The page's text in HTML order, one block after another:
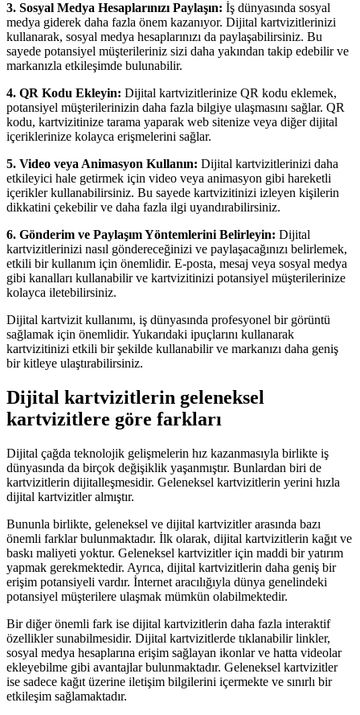
3. Sosyal Medya Hesaplarınızı Paylaşın: İş dünyasında sosyal
medya giderek daha fazla önem kazanıyor. Dijital kartvizitlerinizi
kullanarak, sosyal medya hesaplarınızı da paylaşabilirsiniz. Bu
sayede potansiyel müşterileriniz sizi daha yakından takip edebilir ve
markanızla etkileşimde bulunabilir.
4. QR Kodu Ekleyin: Dijital kartvizitlerinize QR kodu eklemek,
potansiyel müşterilerinizin daha fazla bilgiye ulaşmasını sağlar. QR
kodu, kartvizitinize tarama yaparak web sitenize veya diğer dijital
içeriklerinize kolayca erişmelerini sağlar.
5. Video veya Animasyon Kullanın: Dijital kartvizitlerinizi daha
etkileyici hale getirmek için video veya animasyon gibi hareketli
içerikler kullanabilirsiniz. Bu sayede kartvizitinizi izleyen kişilerin
dikkatini çekebilir ve daha fazla ilgi uyandırabilirsiniz.
6. Gönderim ve Paylaşım Yöntemlerini Belirleyin: Dijital
kartvizitlerinizi nasıl göndereceğinizi ve paylaşacağınızı belirlemek,
etkili bir kullanım için önemlidir. E-posta, mesaj veya sosyal medya
gibi kanalları kullanabilir ve kartvizitinizi potansiyel müşterilerinize
kolayca iletebilirsiniz.
Dijital kartvizit kullanımı, iş dünyasında profesyonel bir görüntü
sağlamak için önemlidir. Yukarıdaki ipuçlarını kullanarak
kartvizitinizi etkili bir şekilde kullanabilir ve markanızı daha geniş
bir kitleye ulaştırabilirsiniz.
Dijital kartvizitlerin geleneksel
kartvizitlere göre farkları
Dijital çağda teknolojik gelişmelerin hız kazanmasıyla birlikte iş
dünyasında da birçok değişiklik yaşanmıştır. Bunlardan biri de
kartvizitlerin dijitalleşmesidir. Geleneksel kartvizitlerin yerini hızla
dijital kartvizitler almıştır.
Bununla birlikte, geleneksel ve dijital kartvizitler arasında bazı
önemli farklar bulunmaktadır. İlk olarak, dijital kartvizitlerin kağıt ve
baskı maliyeti yoktur. Geleneksel kartvizitler için maddi bir yatırım
yapmak gerekmektedir. Ayrıca, dijital kartvizitlerin daha geniş bir
erişim potansiyeli vardır. İnternet aracılığıyla dünya genelindeki
potansiyel müşterilere ulaşmak mümkün olabilmektedir.
Bir diğer önemli fark ise dijital kartvizitlerin daha fazla interaktif
özellikler sunabilmesidir. Dijital kartvizitlerde tıklanabilir linkler,
sosyal medya hesaplarına erişim sağlayan ikonlar ve hatta videolar
ekleyebilme gibi avantajlar bulunmaktadır. Geleneksel kartvizitler
ise sadece kağıt üzerine iletişim bilgilerini içermekte ve sınırlı bir
etkileşim sağlamaktadır.